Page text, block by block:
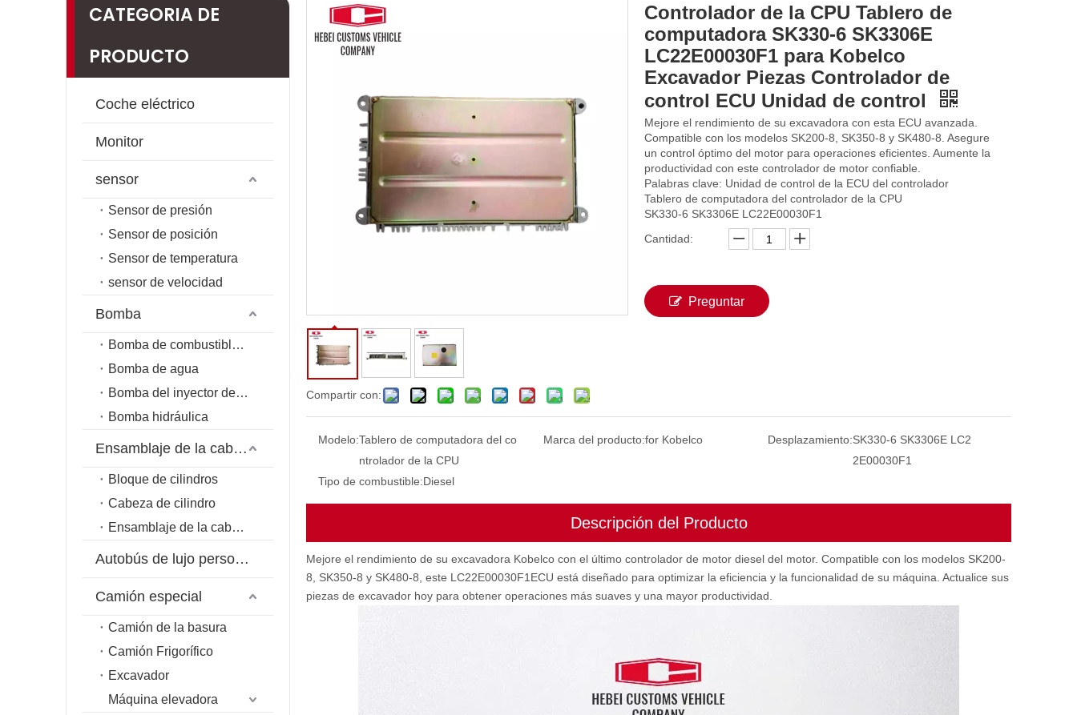
CATEGORIA DE
PRODUCTO
Coche eléctrico
Monitor
sensor
Sensor de presión
Sensor de posición
Sensor de temperatura
sensor de velocidad
Bomba
Bomba de combustible de riel común
Bomba de agua
Bomba del inyector de combustible
Bomba hidráulica
Ensamblaje de la cabeza del cilindro
Bloque de cilindros
Cabeza de cilindro
Ensamblaje de la cabeza del cilindro
Autobús de lujo personalizado
Camión especial
Camión de la basura
Camión Frigorífico
Excavador
Máquina elevadora
Compartir con:
Controlador de la CPU Tablero de
computadora SK330-6 SK3306E
LC22E00030F1 para Kobelco
Excavador Piezas Controlador de
control ECU Unidad de control
Mejore el rendimiento de su excavadora con esta ECU avanzada.
Compatible con los modelos SK200-8, SK350-8 y SK480-8. Asegure
un control óptimo del motor para operaciones eficientes. Aumente la
productividad con este controlador de motor confiable.
Palabras clave: Unidad de control de la ECU del controlador
Tablero de computadora del controlador de la CPU
SK330-6 SK3306E LC22E00030F1
Cantidad:
Preguntar
Modelo:Tablero de computadora del co
ntrolador de la CPU
Marca del producto:for Kobelco Desplazamiento:SK330-6 SK3306E LC2
2E00030F1
Tipo de combustible:Diesel
Descripción del Producto
Mejore el rendimiento de su excavadora Kobelco con el último controlador de motor diesel del motor. Compatible con los modelos SK200-
8, SK350-8 y SK480-8, este LC22E00030F1ECU está diseñado para optimizar la eficiencia y la funcionalidad de su máquina. Actualice sus
piezas de excavador hoy para obtener operaciones más suaves y una mayor productividad.